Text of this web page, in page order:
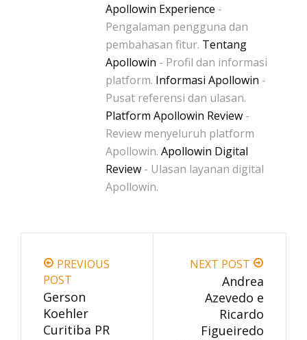
Apollowin Experience -
Pengalaman pengguna dan
pembahasan fitur. Tentang
Apollowin - Profil dan informasi
platform. Informasi Apollowin -
Pusat referensi dan ulasan.
Platform Apollowin Review -
Review menyeluruh platform
Apollowin. Apollowin Digital
Review - Ulasan layanan digital
Apollowin.
PREVIOUS
POST
Gerson
Koehler
Curitiba PR
NEXT POST
Andrea
Azevedo e
Ricardo
Figueiredo